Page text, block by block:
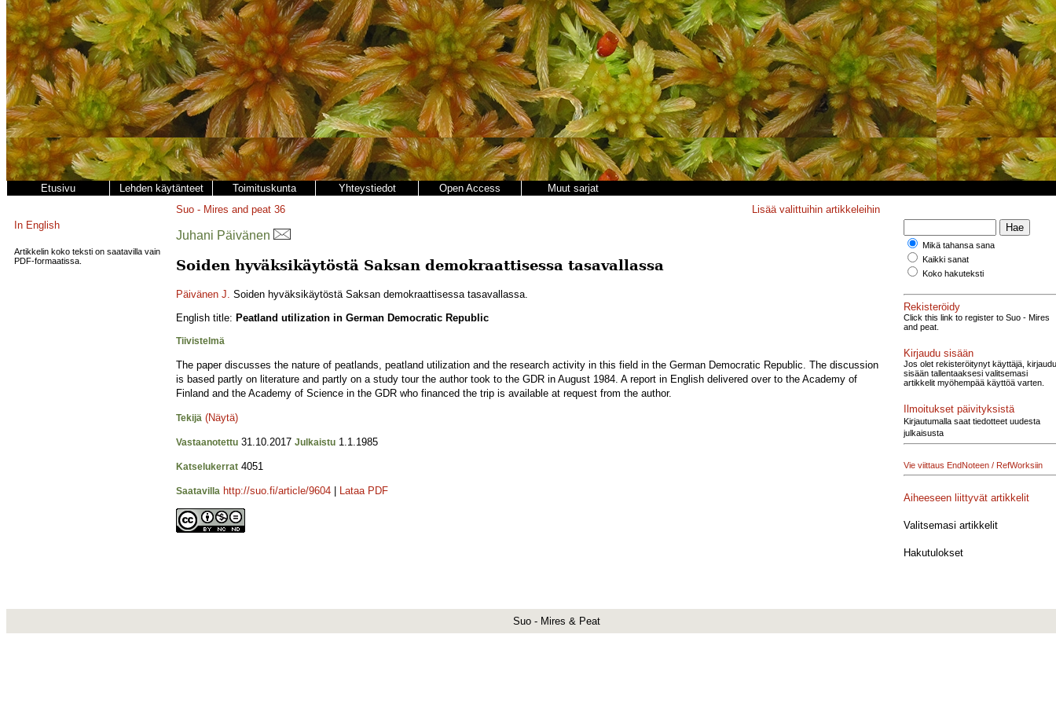
Etusivu Lehden käytänteet Toimituskunta Yhteystiedot Open Access Muut sarjat
In English
Artikkelin koko teksti on saatavilla vain
PDF-formaatissa.
Suo - Mires and peat 36 Lisää valittuihin artikkeleihin
Juhani Päivänen
Soiden hyväksikäytöstä Saksan demokraattisessa tasavallassa
Päivänen J. Soiden hyväksikäytöstä Saksan demokraattisessa tasavallassa.
English title: Peatland utilization in German Democratic Republic
Tiivistelmä
The paper discusses the nature of peatlands, peatland utilization and the research activity in this field in the German Democratic Republic. The discussion
is based partly on literature and partly on a study tour the author took to the GDR in August 1984. A report in English delivered over to the Academy of
Finland and the Academy of Science in the GDR who financed the trip is available at request from the author.
Tekijä (Näytä)
Vastaanotettu 31.10.2017 Julkaistu 1.1.1985
Katselukerrat 4051
Saatavilla http://suo.fi/article/9604 Lataa PDF
Mikä tahansa sana
Kaikki sanat
Koko hakuteksti
Rekisteröidy
Click this link to register to Suo - Mires
and peat.
Kirjaudu sisään
Jos olet rekisteröitynyt käyttäjä, kirjaudu
sisään tallentaaksesi valitsemasi
artikkelit myöhempää käyttöä varten.
Ilmoitukset päivityksistä
Kirjautumalla saat tiedotteet uudesta
julkaisusta
Vie viittaus EndNoteen / RefWorksiin
Aiheeseen liittyvät artikkelit
Valitsemasi artikkelit
Hakutulokset
Suo - Mires & Peat